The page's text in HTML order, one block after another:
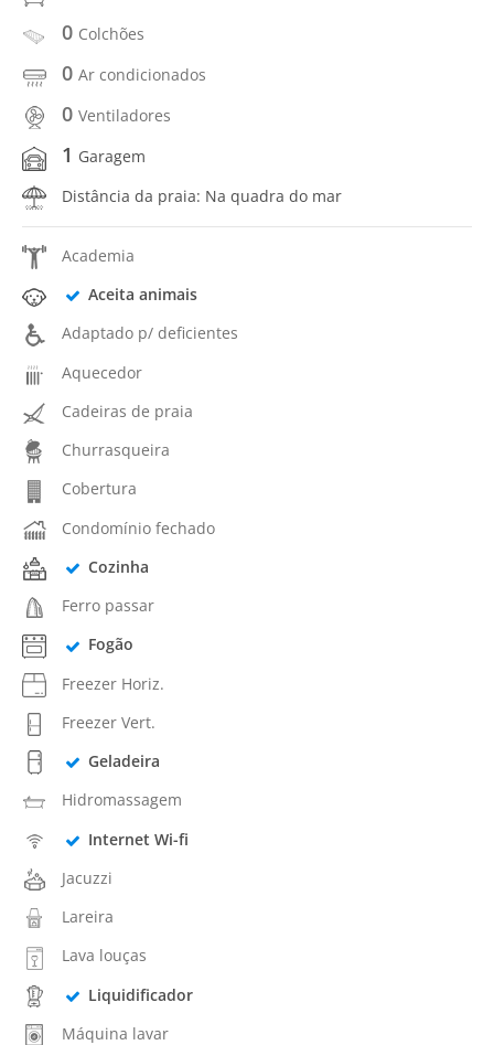
0 Colchões
0 Ar condicionados
0 Ventiladores
1 Garagem
Distância da praia: Na quadra do mar
Academia
Aceita animais
Adaptado p/ deficientes
Aquecedor
Cadeiras de praia
Churrasqueira
Cobertura
Condomínio fechado
Cozinha
Ferro passar
Fogão
Freezer Horiz.
Freezer Vert.
Geladeira
Hidromassagem
Internet Wi-fi
Jacuzzi
Lareira
Lava louças
Liquidificador
Máquina lavar